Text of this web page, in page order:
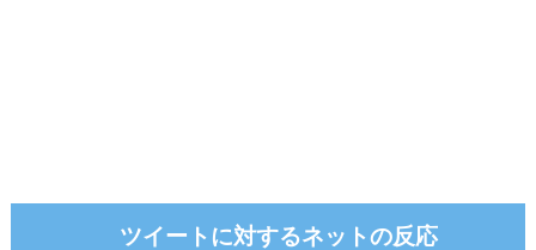
ツイートに対するネットの反応